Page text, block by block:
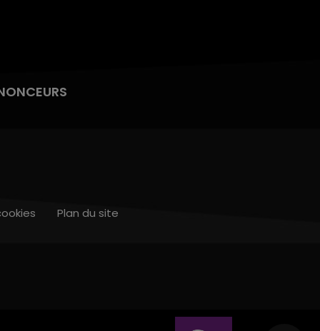
Plan du site